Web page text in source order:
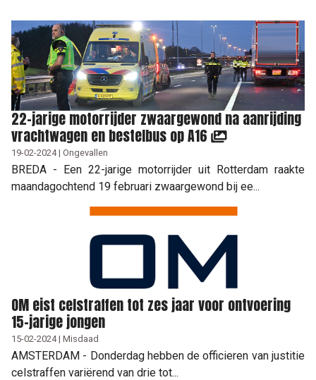
22-jarige motorrijder zwaargewond na aanrijding
vrachtwagen en bestelbus op A16
19-02-2024 | Ongevallen
BREDA - Een 22-jarige motorrijder uit Rotterdam raakte
maandagochtend 19 februari zwaargewond bij ee...
OM eist celstraffen tot zes jaar voor ontvoering
15-jarige jongen
15-02-2024 | Misdaad
AMSTERDAM - Donderdag hebben de officieren van justitie
celstraffen variërend van drie tot...